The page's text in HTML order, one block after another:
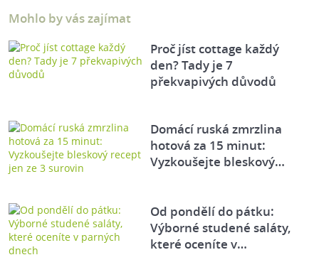
Mohlo by vás zajímat
Proč jíst cottage každý
den? Tady je 7
překvapivých důvodů
Domácí ruská zmrzlina
hotová za 15 minut:
Vyzkoušejte bleskový…
Od pondělí do pátku:
Výborné studené saláty,
které oceníte v…